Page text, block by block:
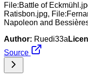
File:Battle of
Ratisbon.jpg,
Napoleon and
Author: Ruedi33a
Source